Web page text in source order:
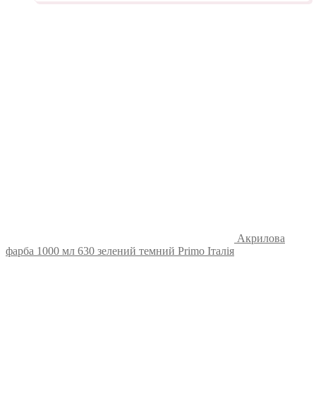
Акрилова
фарба 1000 мл 630 зелений темний Primo Італія